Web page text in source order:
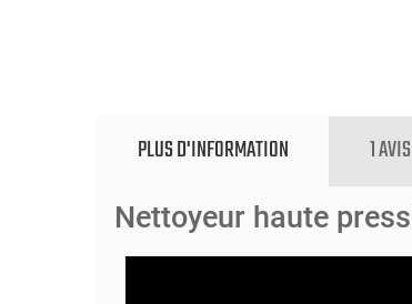
PLUS D'INFORMATION 1 AVIS
Nettoyeur haute